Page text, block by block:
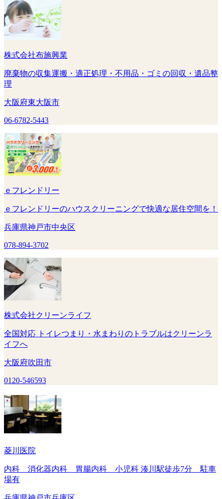
株式会社布施興業
廃棄物の収集運搬・適正処理・不用品・ゴミの回収・遺品整
理
大阪府東大阪市
06-6782-5443
ｅフレンドリー
ｅフレンドリーのハウスクリーニングで快適な居住空間を！
兵庫県神戸市中央区
078-894-3702
株式会社クリーンライフ
全国対応 トイレつまり・水まわりのトラブルはクリーンラ
イフへ
大阪府吹田市
0120-546593
菱川医院
内科 消化器内科 胃腸内科 小児科 湊川駅徒歩7分 駐車
場有